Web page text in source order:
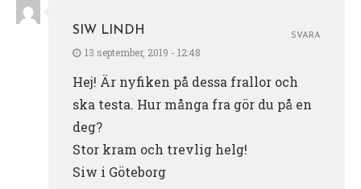
SIW LINDH
13 september, 2019 - 12:48
Hej! Är nyfiken på dessa frallor och
ska testa. Hur många fra gör du på en
deg?
Stor kram och trevlig helg!
Siw i Göteborg
SVARA